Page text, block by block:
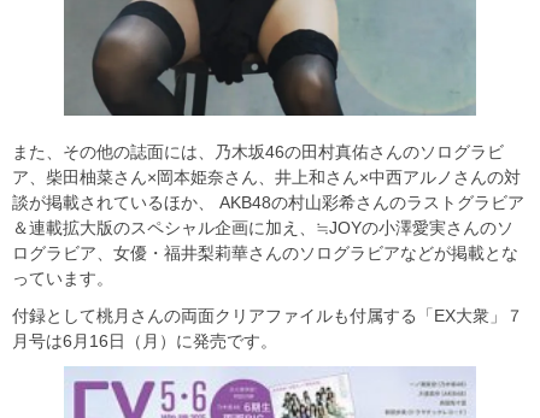
また、その他の誌面には、乃木坂46の田村真佑さんのソログラビ
ア、柴田柚菜さん×岡本姫奈さん、井上和さん×中西アルノさんの対
談が掲載されているほか、 AKB48の村山彩希さんのラストグラビア
＆連載拡大版のスペシャル企画に加え、≒JOYの小澤愛実さんのソ
ログラビア、女優・福井梨莉華さんのソログラビアなどが掲載とな
っています。
付録として桃月さんの両面クリアファイルも付属する「EX大衆」７
月号は6月16日（月）に発売です。